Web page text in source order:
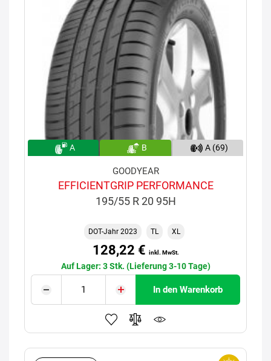
A B A (69)
GOODYEAR
EFFICIENTGRIP PERFORMANCE
195/55 R 20 95H
DOT-Jahr 2023 TL XL
128,22 € inkl. MwSt.
Auf Lager: 3 Stk. (Lieferung 3-10 Tage)
In den Warenkorb